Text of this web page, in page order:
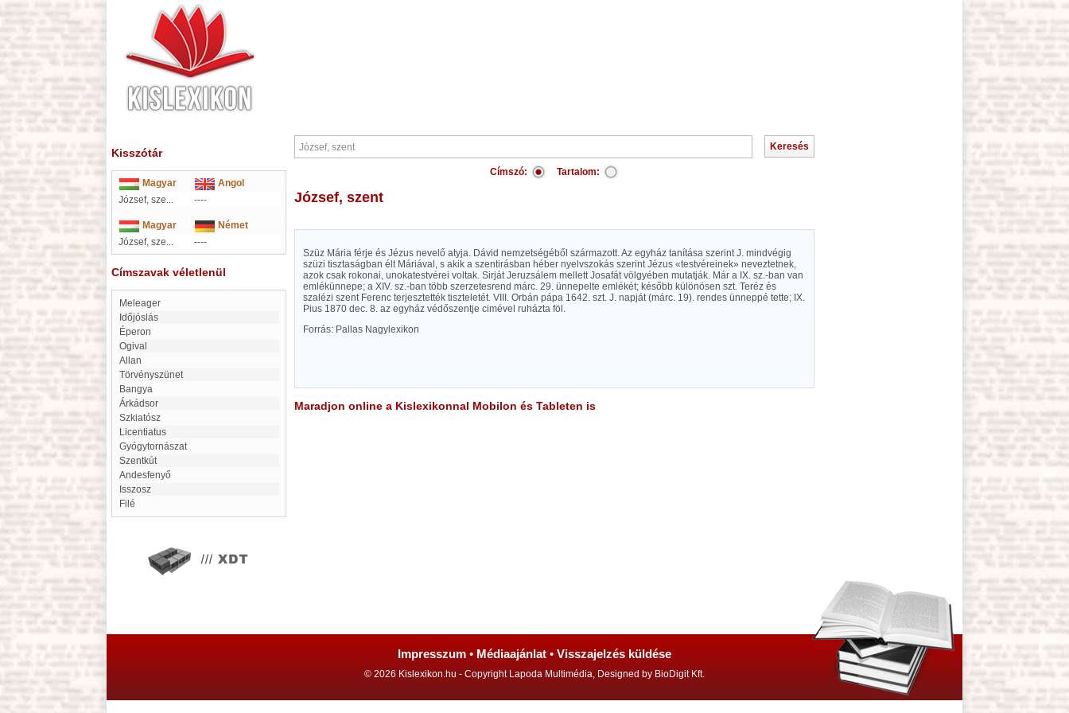
Kisszótár
Magyar
Angol
József, sze...
----
Magyar
Német
József, sze...
----
Címszavak véletlenül
Meleager
Időjóslás
Éperon
Ogival
Allan
Törvényszünet
Bangya
Árkádsor
Szkiatósz
Licentiatus
Gyógytornászat
Szentkút
Andesfenyő
Isszosz
Filé
Címszó: Tartalom:
József, szent
Szüz Mária férje és Jézus nevelő atyja. Dávid nemzetségéből származott. Az egyház tanítása szerint J. mindvégig
szüzi tisztaságban élt Máriával, s akik a szentirásban héber nyelvszokás szerint Jézus «testvéreinek» neveztetnek,
azok csak rokonai, unokatestvérei voltak. Sirját Jeruzsálem mellett Josafát völgyében mutatják. Már a IX. sz.-ban van
emlékünnepe; a XIV. sz.-ban több szerzetesrend márc. 29. ünnepelte emlékét; később különösen szt. Teréz és
szalézi szent Ferenc terjesztették tiszteletét. VIII. Orbán pápa 1642. szt. J. napját (márc. 19). rendes ünneppé tette; IX.
Pius 1870 dec. 8. az egyház védőszentje cimével ruházta föl.
Forrás: Pallas Nagylexikon
Maradjon online a Kislexikonnal Mobilon és Tableten is
Impresszum • Médiaajánlat • Visszajelzés küldése
© 2026 Kislexikon.hu - Copyright Lapoda Multimédia, Designed by BioDigit Kft.